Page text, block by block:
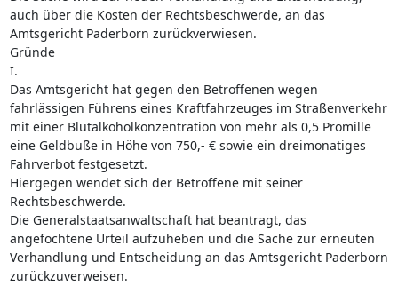
auch über die Kosten der Rechtsbeschwerde, an das
Amtsgericht Paderborn zurückverwiesen.
Gründe
I.
Das Amtsgericht hat gegen den Betroffenen wegen
fahrlässigen Führens eines Kraftfahrzeuges im Straßenverkehr
mit einer Blutalkoholkonzentration von mehr als 0,5 Promille
eine Geldbuße in Höhe von 750,- € sowie ein dreimonatiges
Fahrverbot festgesetzt.
Hiergegen wendet sich der Betroffene mit seiner
Rechtsbeschwerde.
Die Generalstaatsanwaltschaft hat beantragt, das
angefochtene Urteil aufzuheben und die Sache zur erneuten
Verhandlung und Entscheidung an das Amtsgericht Paderborn
zurückzuverweisen.